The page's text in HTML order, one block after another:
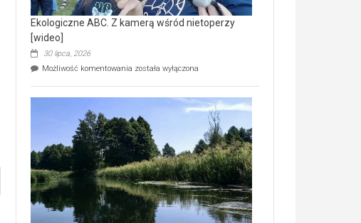
Ekologiczne ABC. Z kamerą wśród nietoperzy
[wideo]
30 lipca, 2026
Możliwość komentowania Ekologiczne
wśród
nietoperzy
[wideo]
została wyłączona